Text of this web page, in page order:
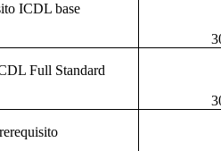
ICDL base
Full Standard